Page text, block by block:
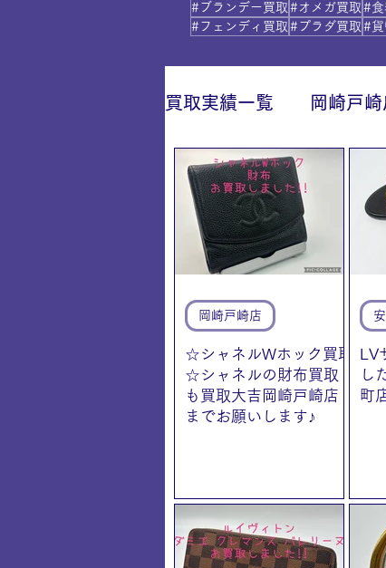
#ブランデー買取 #オメガ買取 #食
#フェンディ買取 #プラダ買取 #貨
買取実績一覧 岡崎戸崎
IY安城店（安城桜井町
☆シャネルWホック買取
☆シャネルの財布買取
も買取大吉岡崎戸崎店
までお願いします♪
岡崎戸崎店
LV
し
町